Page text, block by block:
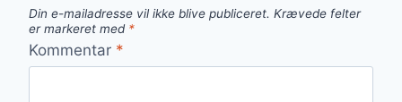
Din e-mailadresse vil ikke blive publiceret. Krævede felter
er markeret med *
Kommentar *